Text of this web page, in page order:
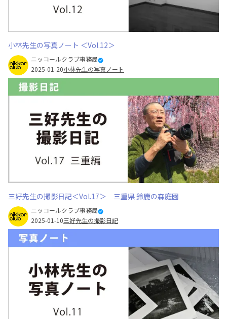
小林先生の写真ノート ＜Vol.12＞
ニッコールクラブ事務局
2025-01-20小林先生の写真ノート
三好先生の撮影日記＜Vol.17＞ 三重県 鈴鹿の森庭園
ニッコールクラブ事務局
2025-01-10三好先生の撮影日記